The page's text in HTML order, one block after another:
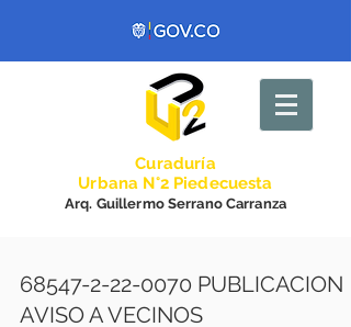
Curaduría
Urbana N°2 Piedecuesta
Arq. Guillermo Serrano Carranza
68547-2-22-0070 PUBLICACION
AVISO A VECINOS